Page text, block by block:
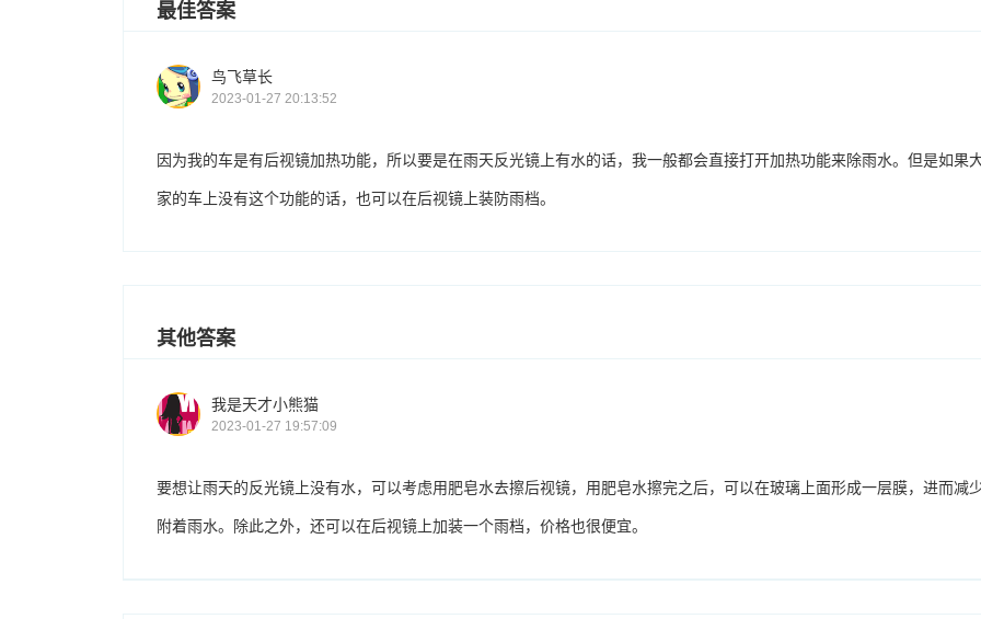
最佳答案
鸟飞草长
2023-01-27 20:13:52
因为我的车是有后视镜加热功能，所以要是在雨天反光镜上有水的话，我一般都会直接打开加热功能来除雨水。但是如果
家的车上没有这个功能的话，也可以在后视镜上装防雨档。
其他答案
我是天才小熊猫
2023-01-27 19:57:09
要想让雨天的反光镜上没有水，可以考虑用肥皂水去擦后视镜，用肥皂水擦完之后，可以在玻璃上面形成一层膜，进而减
附着雨水。除此之外，还可以在后视镜上加装一个雨档，价格也很便宜。